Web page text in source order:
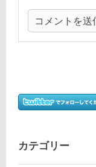
カテゴリー